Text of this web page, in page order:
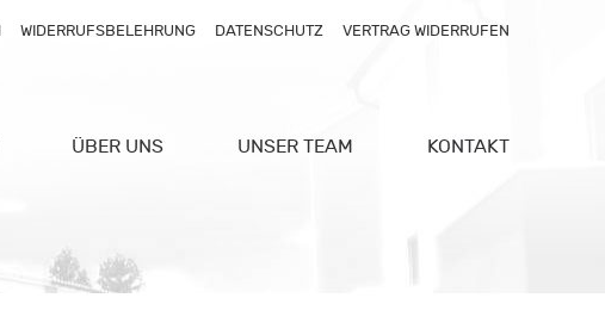
WIDERRUFSBELEHRUNG DATENSCHUTZ VERTRAG WIDERRUFEN
ÜBER UNS UNSER TEAM KONTAKT